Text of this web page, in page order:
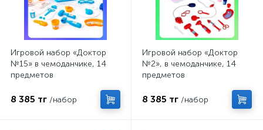
Игровой набор «Доктор
№15» в чемоданчике, 14
предметов
8 385 тг /набор
Игровой набор «Доктор
№2», в чемоданчике, 14
предметов
8 385 тг /набор